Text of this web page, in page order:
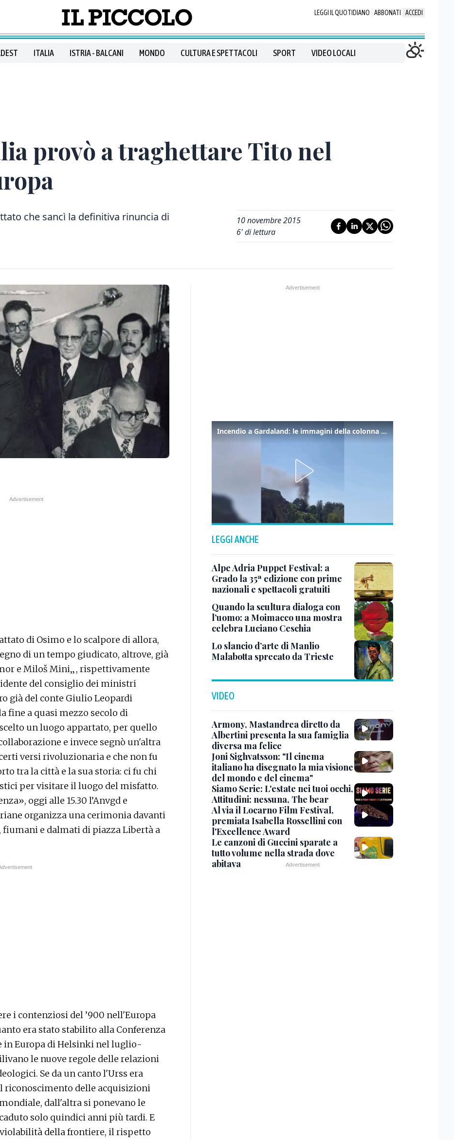
LEGGI IL QUOTIDIANO ABBONATI ACCEDI
ITALIA ISTRIA - BALCANI MONDO CULTURA E SPETTACOLI SPORT VIDEO LOCALI
provò a traghettare Tito nel
che sancì la definitiva rinuncia di
10 novembre 2015
6' di lettura
di Osimo e lo scalpore di allora,
di un tempo giudicato, altrove, già
e Miloš Mini„, rispettivamente
del consiglio dei ministri
già del conte Giulio Leopardi
fine a quasi mezzo secolo di
un luogo appartato, per quello
e invece segnò un'altra
versi rivoluzionaria e che non fu
tra la città e la sua storia: ci fu chi
per visitare il luogo del misfatto.
oggi alle 15.30 l’Anvgd e
organizza una cerimonia davanti
e dalmati di piazza Libertà a
i contenziosi del ’900 nell'Europa
era stato stabilito alla Conferenza
in Europa di Helsinki nel luglio-
le nuove regole delle relazioni
Se da un canto l'Urss era
riconoscimento delle acquisizioni
dall'altra si ponevano le
solo quindici anni più tardi. E
della frontiere, il rispetto
Incendio a Gardaland: le immagini della colonna di fumo
LEGGI ANCHE
Alpe Adria Puppet Festival: a
Grado la 35ª edizione con prime
nazionali e spettacoli gratuiti
Quando la scultura dialoga con
l’uomo: a Moimacco una mostra
celebra Luciano Ceschia
Lo slancio d’arte di Manlio
Malabotta sprecato da Trieste
VIDEO
Armony, Mastandrea diretto da
Albertini presenta la sua famiglia
diversa ma felice
Joni Sighvatsson: "Il cinema
italiano ha disegnato la mia visione
del mondo e del cinema"
Siamo Serie: L'estate nei tuoi occhi,
Attitudini: nessuna, The bear
Al via il Locarno Film Festival,
premiata Isabella Rossellini con
l'Excellence Award
Le canzoni di Guccini sparate a
tutto volume nella strada dove
abitava